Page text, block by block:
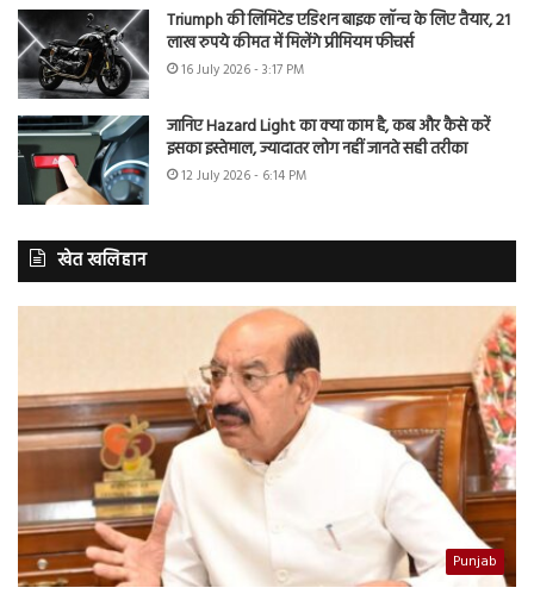
Triumph की लिमिटेड एडिशन बाइक लॉन्च के लिए तैयार, 21
लाख रुपये कीमत में मिलेंगे प्रीमियम फीचर्स
16 July 2026 - 3:17 PM
जानिए Hazard Light का क्या काम है, कब और कैसे करें
इसका इस्तेमाल, ज्यादातर लोग नहीं जानते सही तरीका
12 July 2026 - 6:14 PM
खेत खलिहान
Punjab